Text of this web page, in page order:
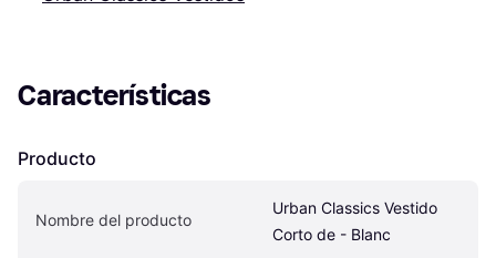
Características
Producto
Nombre del producto
Urban Classics Vestido
Corto de - Blanc